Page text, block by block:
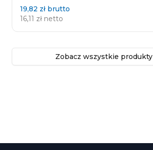
19,82 zł brutto
16,11 zł netto
Zobacz wszystkie produkty